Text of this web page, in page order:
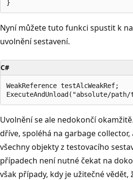
Nyní můžete tuto funkci spustit k
uvolnění sestavení.
C#
WeakReference testAlcWeakRef;
Uvolnění se ale nedokončí
dříve, spoléhá na garbage
všechny objekty z testovacího
případech není nutné čekat na
však případy, kdy je užitečné vědět,